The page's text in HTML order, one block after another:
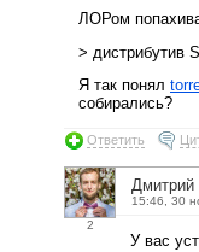
ЛОРом
> дистрибутив
Я так понял
собирались?
Ответить
2
15:46, 30
У вас